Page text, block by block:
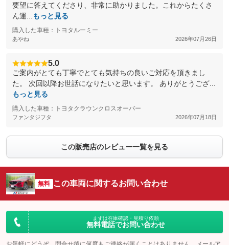
要望に答えてくださり、非常に助かりました。これからたくさ
ん運...
もっと見る
購入した車種：トヨタルーミー
あやね 2026年07月26日
5.0
ご案内がとても丁寧でとても気持ちの良いご対応を頂きまし
た。 次回以降お世話になりたいと思います。 ありがとうござ...
もっと見る
購入した車種：トヨタクラウンクロスオーバー
ファンタジフタ 2026年07月18日
この販売店のレビュー一覧を見る
無料 この車両に関するお問い合わせ
まずは在庫確認・見積り依頼
無料電話でお問い合わせ